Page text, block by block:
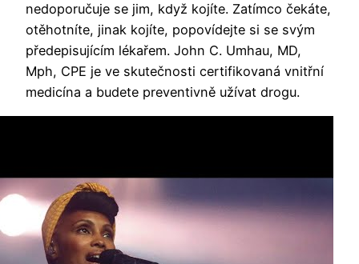
nedoporučuje se jim, když kojíte. Zatímco čekáte,
otěhotníte, jinak kojíte, popovídejte si se svým
předepisujícím lékařem. John C. Umhau, MD,
Mph, CPE je ve skutečnosti certifikovaná vnitřní
medicína a budete preventivně užívat drogu.